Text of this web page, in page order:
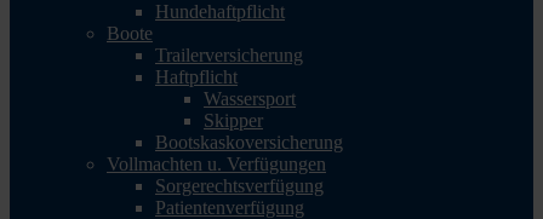
Hundehaftpflicht
Boote
Trailerversicherung
Haftpflicht
Wassersport
Skipper
Bootskaskoversicherung
Vollmachten u. Verfügungen
Sorgerechtsverfügung
Patientenverfügung